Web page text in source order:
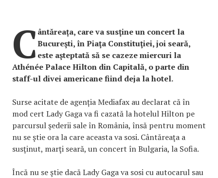
C ântăreața, care va susţine un concert la
Bucureşti, în Piaţa Constituţiei, joi seară,
este aşteptată să se cazeze miercuri la
Athénée Palace Hilton din Capitală, o parte din
staff-ul divei americane fiind deja la hotel.
Surse acitate de agenția Mediafax au declarat că în
mod cert Lady Gaga va fi cazată la hotelul Hilton pe
parcursul şederii sale în România, însă pentru moment
nu se ştie ora la care aceasta va sosi. Cântăreaţa a
susţinut, marţi seară, un concert în Bulgaria, la Sofia.
Încă nu se ştie dacă Lady Gaga va sosi cu autocarul sau